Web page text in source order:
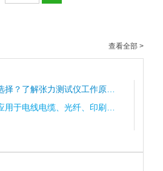
查看全部 >
择？了解张力测试仪工作原理
用于电线电缆、光纤、印刷、
行业，是材料张力检测和生